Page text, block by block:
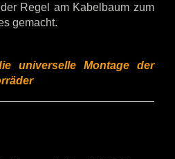
Regel am Kabelbaum zum
gemacht.
universelle Montage der